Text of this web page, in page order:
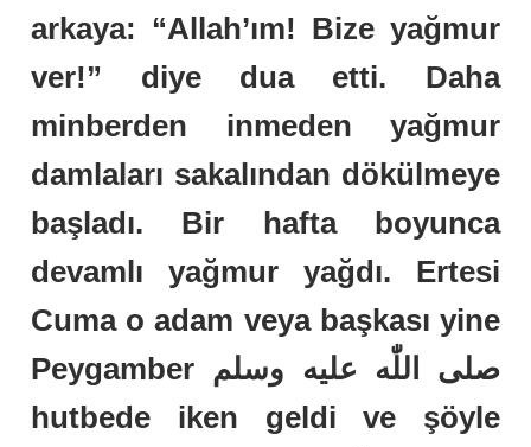
arkaya: “Allah’ım! Bize yağmur
ver!” diye dua etti. Daha
minberden inmeden yağmur
damlaları sakalından dökülmeye
başladı. Bir hafta boyunca
devamlı yağmur yağdı. Ertesi
Cuma o adam veya başkası yine
Peygamber صلى اللّٰه عليه وسلم
hutbede iken geldi ve şöyle